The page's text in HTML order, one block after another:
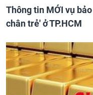
Thông tin MỚI vụ
chân trẻ' ở TP.HCM